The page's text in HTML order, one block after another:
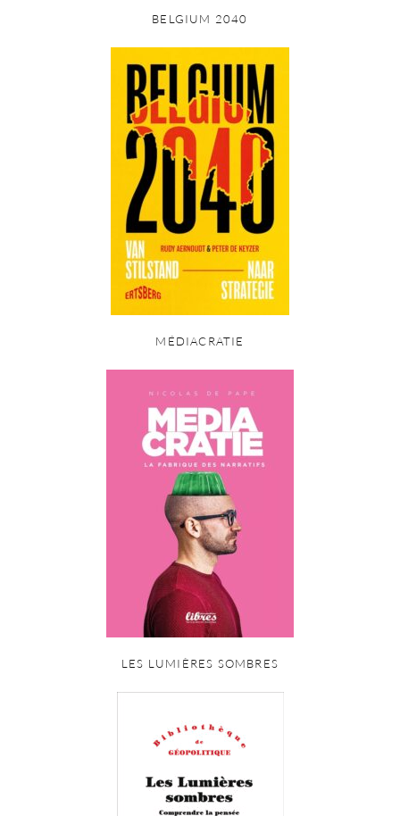
BELGIUM 2040
MÉDIACRATIE
LES LUMIÈRES SOMBRES